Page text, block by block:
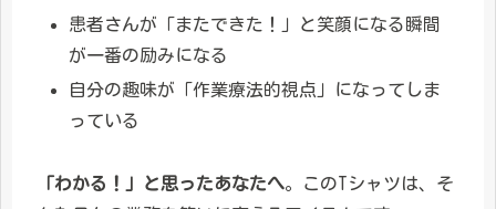
患者さんが「またできた！」と笑顔になる瞬間
が一番の励みになる
自分の趣味が「作業療法的視点」になってしま
っている
「わかる！」と思ったあなたへ。このTシャツは、そ